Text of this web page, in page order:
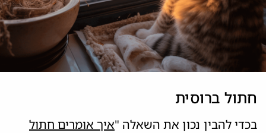
חתול ברוסית
בכדי להבין נכון את השאלה "איך אומרים חתול